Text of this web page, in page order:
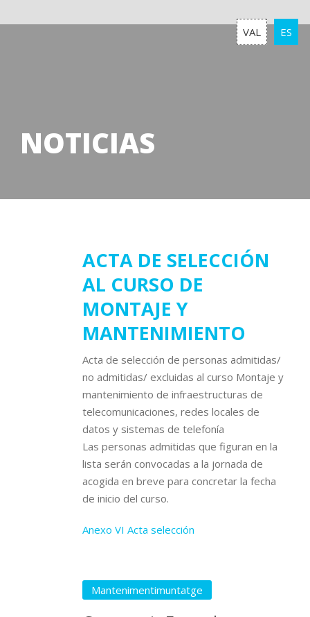
VAL ES
NOTICIAS
ACTA DE SELECCIÓN
AL CURSO DE
MONTAJE Y
MANTENIMIENTO
Acta de selección de personas admitidas/
no admitidas/ excluidas al curso Montaje y
mantenimiento de infraestructuras de
telecomunicaciones, redes locales de
datos y sistemas de telefonía
Las personas admitidas que figuran en la
lista serán convocadas a la jornada de
acogida en breve para concretar la fecha
de inicio del curso.
Anexo VI Acta selección
Mantenimentimuntatge